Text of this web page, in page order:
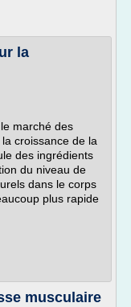
la
marché des
croissance de la
des ingrédients
du niveau de
dans le corps
plus rapide
musculaire